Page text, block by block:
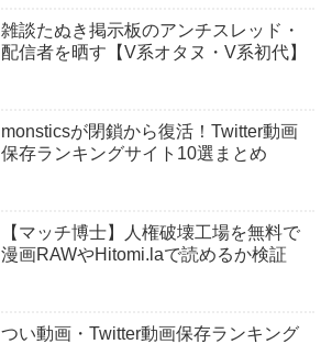
雑談たぬき掲示板のアンチスレッド・
配信者を晒す【V系オタヌ・V系初代】
monsticsが閉鎖から復活！Twitter動画
保存ランキングサイト10選まとめ
【マッチ博士】人権破壊工場を無料で
漫画RAWやHitomi.laで読めるか検証
つい動画・Twitter動画保存ランキング